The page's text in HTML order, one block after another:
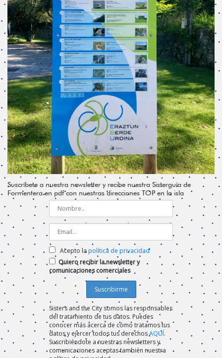
Suscríbete a nuestra newsletter y recibe nuestra Sisterguía de
Formentera en pdf con nuestras direcciones TOP en la isla
Acepto lapolítica de privacidad
Quiero recibir la newsletter y
comunicaciones comerciales
Sisters and the City somos las responsables
del tratamiento de tus datos. Puedes
conocer más acerca de cómo tratamos tus
datos y ejercer todos tus derechosAQUÍ.
Suscribiéndote a nuestras newsletters y
comunicaciones aceptas también nuestra